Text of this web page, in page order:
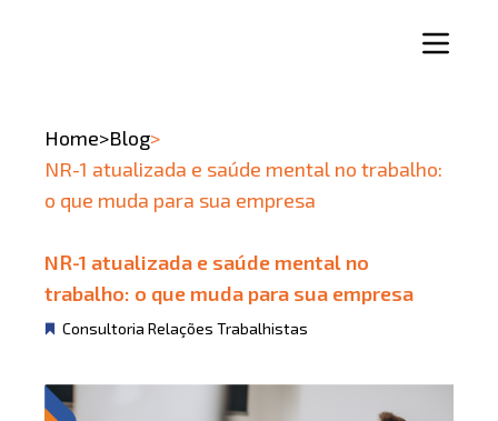
Home>Blog>
NR-1 atualizada e saúde mental no trabalho:
o que muda para sua empresa
NR-1 atualizada e saúde mental no
trabalho: o que muda para sua empresa
Consultoria Relações Trabalhistas